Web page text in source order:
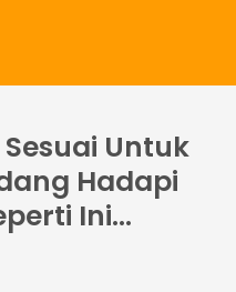
Untuk
Hadapi
Ini...